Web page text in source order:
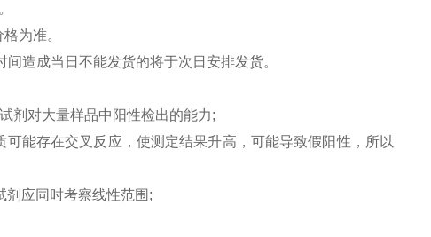
为准。
造成当日不能发货的将于次日安排发货。
剂对大量样品中阳性检出的能力;
能存在交叉反应，使测定结果升高，可能导致假阳性，所以
剂应同时考察线性范围;